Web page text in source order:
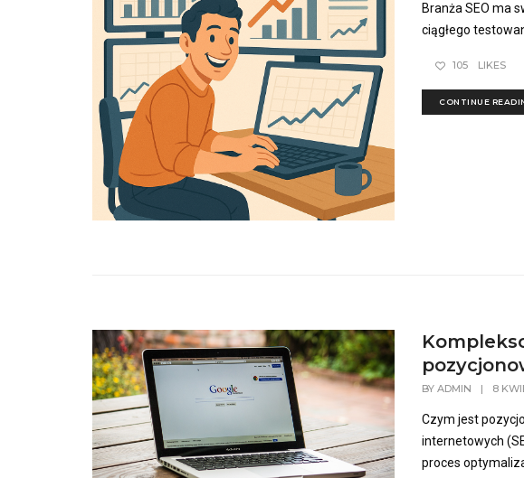
Branża SEO ma
ciągłego
105 LIKES
CONTINUE
BYADMIN | 8
Czym jest
internetowych
proces